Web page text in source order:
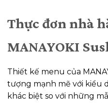
Thực đơn nhà
MANAYOKI
Thiết kế menu của
tượng mạnh mẽ với kiểu
khác biệt so với những